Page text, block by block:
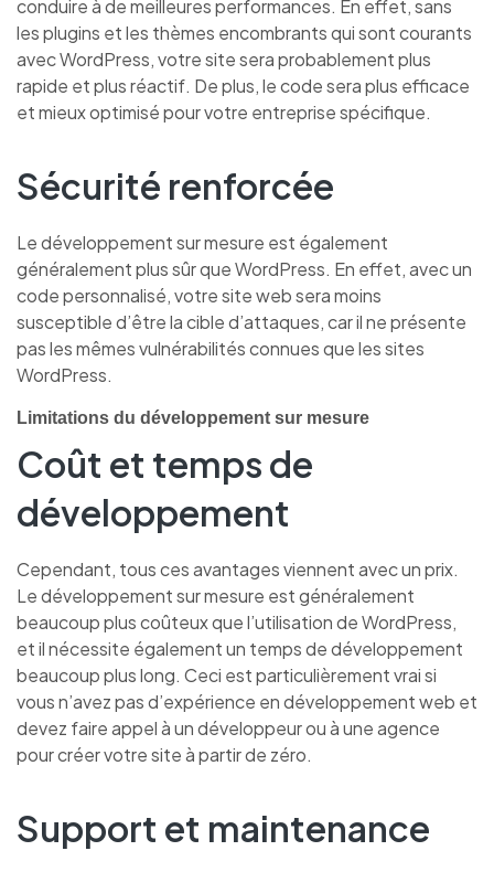
conduire à de meilleures performances. En effet, sans
les plugins et les thèmes encombrants qui sont courants
avec WordPress, votre site sera probablement plus
rapide et plus réactif. De plus, le code sera plus efficace
et mieux optimisé pour votre entreprise spécifique.
Sécurité renforcée
Le développement sur mesure est également
généralement plus sûr que WordPress. En effet, avec un
code personnalisé, votre site web sera moins
susceptible d’être la cible d’attaques, car il ne présente
pas les mêmes vulnérabilités connues que les sites
WordPress.
Limitations du développement sur mesure
Coût et temps de
développement
Cependant, tous ces avantages viennent avec un prix.
Le développement sur mesure est généralement
beaucoup plus coûteux que l’utilisation de WordPress,
et il nécessite également un temps de développement
beaucoup plus long. Ceci est particulièrement vrai si
vous n’avez pas d’expérience en développement web et
devez faire appel à un développeur ou à une agence
pour créer votre site à partir de zéro.
Support et maintenance